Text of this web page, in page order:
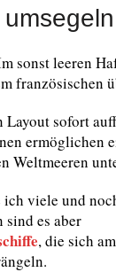
sonst leeren
französischen
Layout sofort
ermöglichen
Weltmeeren
ich viele und
sind es aber
, die sich